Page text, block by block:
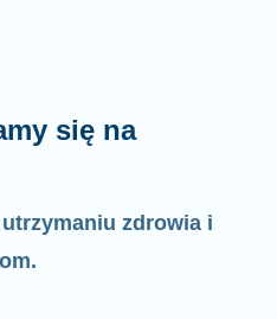
się na
utrzymaniu zdrowia i